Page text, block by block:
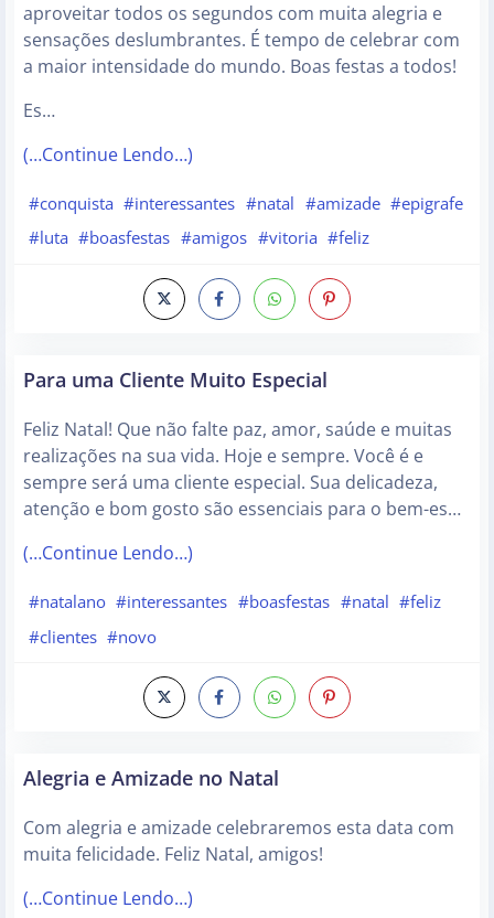
aproveitar todos os segundos com muita alegria e
sensações deslumbrantes. É tempo de celebrar com
a maior intensidade do mundo. Boas festas a todos!
Es…
(…Continue Lendo…)
#conquista #interessantes #natal #amizade #epigrafe
#luta #boasfestas #amigos #vitoria #feliz
Para uma Cliente Muito Especial
Feliz Natal! Que não falte paz, amor, saúde e muitas
realizações na sua vida. Hoje e sempre. Você é e
sempre será uma cliente especial. Sua delicadeza,
atenção e bom gosto são essenciais para o bem-es…
(…Continue Lendo…)
#natalano #interessantes #boasfestas #natal #feliz
#clientes #novo
Alegria e Amizade no Natal
Com alegria e amizade celebraremos esta data com
muita felicidade. Feliz Natal, amigos!
(…Continue Lendo…)